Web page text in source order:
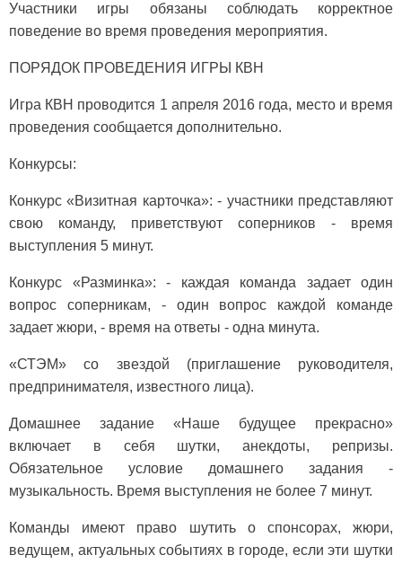
Участники игры обязаны соблюдать корректное
поведение во время проведения мероприятия.
ПОРЯДОК ПРОВЕДЕНИЯ ИГРЫ КВН
Игра КВН проводится 1 апреля 2016 года, место и время
проведения сообщается дополнительно.
Конкурсы:
Конкурс «Визитная карточка»: - участники представляют
свою команду, приветствуют соперников - время
выступления 5 минут.
Конкурс «Разминка»: - каждая команда задает один
вопрос соперникам, - один вопрос каждой команде
задает жюри, - время на ответы - одна минута.
«СТЭМ» со звездой (приглашение руководителя,
предпринимателя, известного лица).
Домашнее задание «Наше будущее прекрасно»
включает в себя шутки, анекдоты, репризы.
Обязательное условие домашнего задания -
музыкальность. Время выступления не более 7 минут.
Команды имеют право шутить о спонсорах, жюри,
ведущем, актуальных событиях в городе, если эти шутки